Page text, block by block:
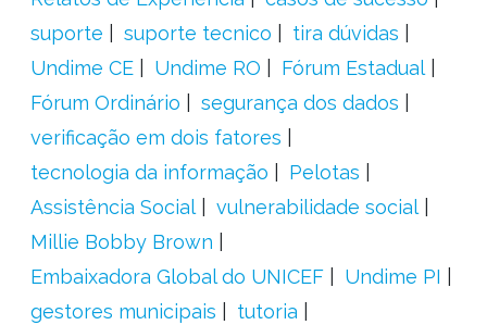
suporte
suporte tecnico
tira dúvidas
Undime CE
Undime RO
Fórum Estadual
Fórum Ordinário
segurança dos dados
verificação em dois fatores
tecnologia da informação
Pelotas
Assistência Social
vulnerabilidade social
Millie Bobby Brown
Embaixadora Global do UNICEF
Undime PI
gestores municipais
tutoria